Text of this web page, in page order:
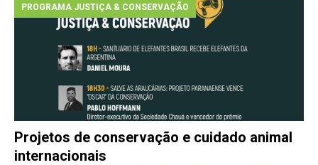
PROGRAMA JUSTIÇA & CONSERVAÇÃO
Projetos de conservação e cuidado animal
internacionais